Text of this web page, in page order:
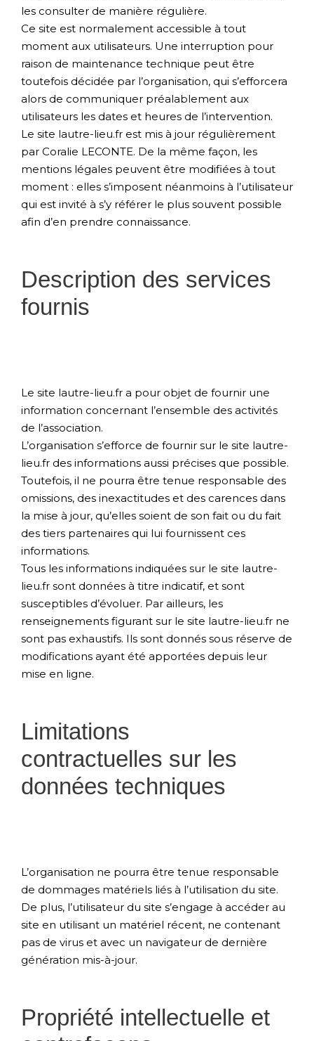
les consulter de manière régulière.
Ce site est normalement accessible à tout
moment aux utilisateurs. Une interruption pour
raison de maintenance technique peut être
toutefois décidée par l’organisation, qui s’efforcera
alors de communiquer préalablement aux
utilisateurs les dates et heures de l’intervention.
Le site lautre-lieu.fr est mis à jour régulièrement
par Coralie LECONTE. De la même façon, les
mentions légales peuvent être modifiées à tout
moment : elles s’imposent néanmoins à l’utilisateur
qui est invité à s’y référer le plus souvent possible
afin d’en prendre connaissance.
Description des services
fournis
Le site lautre-lieu.fr a pour objet de fournir une
information concernant l’ensemble des activités
de l’association.
L’organisation s’efforce de fournir sur le site lautre-
lieu.fr des informations aussi précises que possible.
Toutefois, il ne pourra être tenue responsable des
omissions, des inexactitudes et des carences dans
la mise à jour, qu’elles soient de son fait ou du fait
des tiers partenaires qui lui fournissent ces
informations.
Tous les informations indiquées sur le site lautre-
lieu.fr sont données à titre indicatif, et sont
susceptibles d’évoluer. Par ailleurs, les
renseignements figurant sur le site lautre-lieu.fr ne
sont pas exhaustifs. Ils sont donnés sous réserve de
modifications ayant été apportées depuis leur
mise en ligne.
Limitations
contractuelles sur les
données techniques
L’organisation ne pourra être tenue responsable
de dommages matériels liés à l’utilisation du site.
De plus, l’utilisateur du site s’engage à accéder au
site en utilisant un matériel récent, ne contenant
pas de virus et avec un navigateur de dernière
génération mis-à-jour.
Propriété intellectuelle et